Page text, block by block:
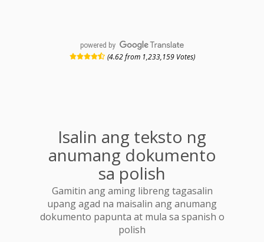
powered by
(4.62 from 1,233,159 Votes)
Isalin ang teksto ng
anumang dokumento
sa polish
Gamitin ang aming libreng tagasalin
upang agad na maisalin ang anumang
dokumento papunta at mula sa spanish o
polish